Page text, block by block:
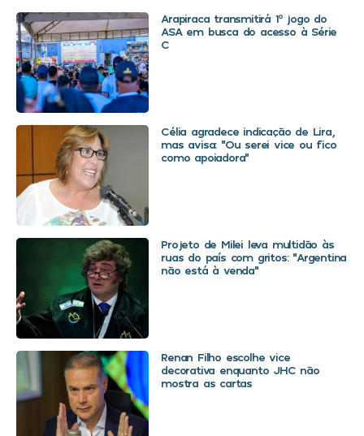
Arapiraca transmitirá 1º jogo do
ASA em busca do acesso à Série
C
Célia agradece indicação de Lira,
mas avisa: “Ou serei vice ou fico
como apoiadora”
Projeto de Milei leva multidão às
ruas do país com gritos: “Argentina
não está à venda”
Renan Filho escolhe vice
decorativa enquanto JHC não
mostra as cartas